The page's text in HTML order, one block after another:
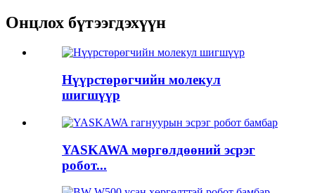
Онцлох бүтээгдэхүүн
Нүүрстөрөгчийн молекул
шигшүүр
YASKAWA мөргөлдөөний эсрэг
робот...